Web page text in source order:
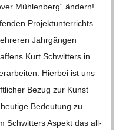
Müh­len­berg“ ändern!
Pro­jekt­un­ter­richts
Jahr­gän­gen
Kurt Schwit­ters in
Hier­bei ist uns
Bezug zur Kunst
Bedeu­tung zu
Schwit­ters Aspekt das all­